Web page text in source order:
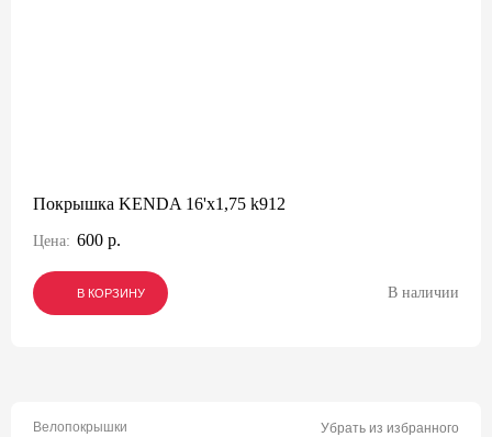
Покрышка KENDA 16'х1,75 k912
Цена: 600 р.
В КОРЗИНУ
В КОРЗИНУ
В КОРЗИНУ В наличии
Велопокрышки Убрать из избранного